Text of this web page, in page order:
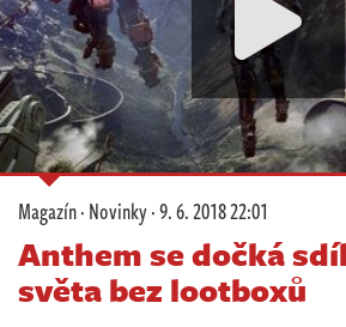
Soutěže
Databáze
Komunita
Redakce
Živě
Magazín·Novinky·9. 6. 2018 22:01
Anthem se dočká
světa bez lootboxů